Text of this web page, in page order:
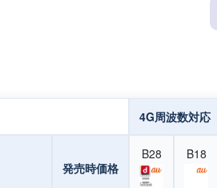
4G周波数対応
発売時価格
B28 B18